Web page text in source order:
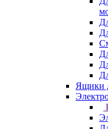
Ящики